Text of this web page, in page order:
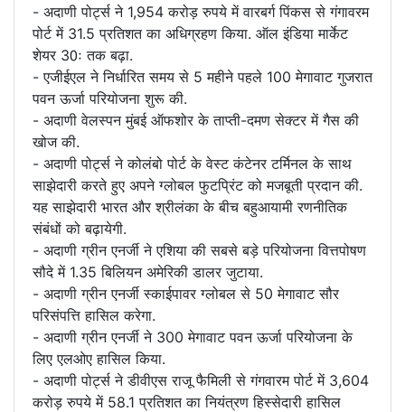
- अदाणी पोर्ट्स ने 1,954 करोड़ रुपये में वारबर्ग पिंकस से गंगावरम
पोर्ट में 31.5 प्रतिशत का अधिग्रहण किया. ऑल इंडिया मार्केट
शेयर 30ः तक बढ़ा.
- एजीईएल ने निर्धारित समय से 5 महीने पहले 100 मेगावाट गुजरात
पवन ऊर्जा परियोजना शुरू की.
- अदाणी वेलस्पन मुंबई ऑफशोर के ताप्ती-दमण सेक्टर में गैस की
खोज की.
- अदाणी पोर्ट्स ने कोलंबो पोर्ट के वेस्ट कंटेनर टर्मिनल के साथ
साझेदारी करते हुए अपने ग्लोबल फुटप्रिंट को मजबूती प्रदान की.
यह साझेदारी भारत और श्रीलंका के बीच बहुआयामी रणनीतिक
संबंधों को बढ़ायेगी.
- अदाणी ग्रीन एनर्जी ने एशिया की सबसे बड़े परियोजना वित्तपोषण
सौदे में 1.35 बिलियन अमेरिकी डालर जुटाया.
- अदाणी ग्रीन एनर्जी स्काईपावर ग्लोबल से 50 मेगावाट सौर
परिसंपत्ति हासिल करेगा.
- अदाणी ग्रीन एनर्जी ने 300 मेगावाट पवन ऊर्जा परियोजना के
लिए एलओए हासिल किया.
- अदाणी पोर्ट्स ने डीवीएस राजू फैमिली से गंगवारम पोर्ट में 3,604
करोड़ रुपये में 58.1 प्रतिशत का नियंत्रण हिस्सेदारी हासिल